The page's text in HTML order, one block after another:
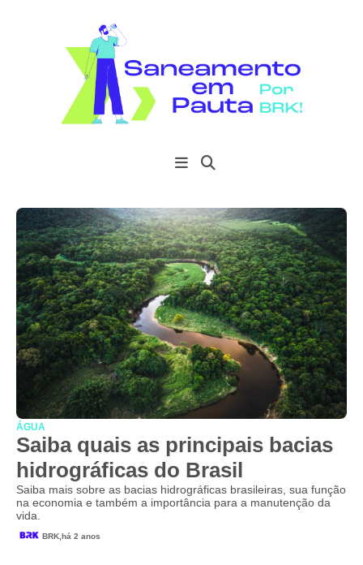
ÁGUA
Saiba quais as principais bacias
hidrográficas do Brasil
Saiba mais sobre as bacias hidrográficas brasileiras, sua função
na economia e também a importância para a manutenção da
vida.
BRK, há 2 anos